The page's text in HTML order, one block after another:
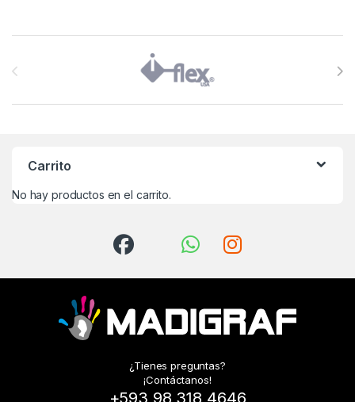
Brands Carousel
Carrito
No hay productos en el carrito.
¿Tienes preguntas?
¡Contáctanos!
+593 98 318 4646